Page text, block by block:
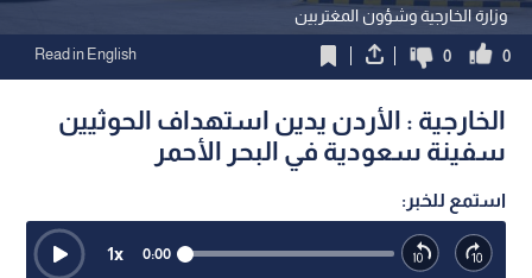
وزارة الخارجية وشؤون المغتربين
0
0
Read in English
الخارجية : الأردن يدين استهداف الحوثيين
سفينة سعودية في البحر الأحمر
استمع للخبر:
0:00
1x